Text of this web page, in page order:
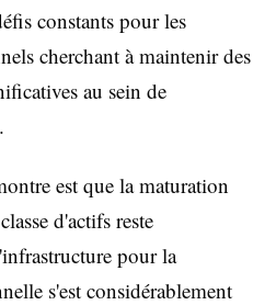
constants pour les
cherchant à maintenir des
au sein de
est que la maturation
d'actifs reste
pour la
s'est considérablement